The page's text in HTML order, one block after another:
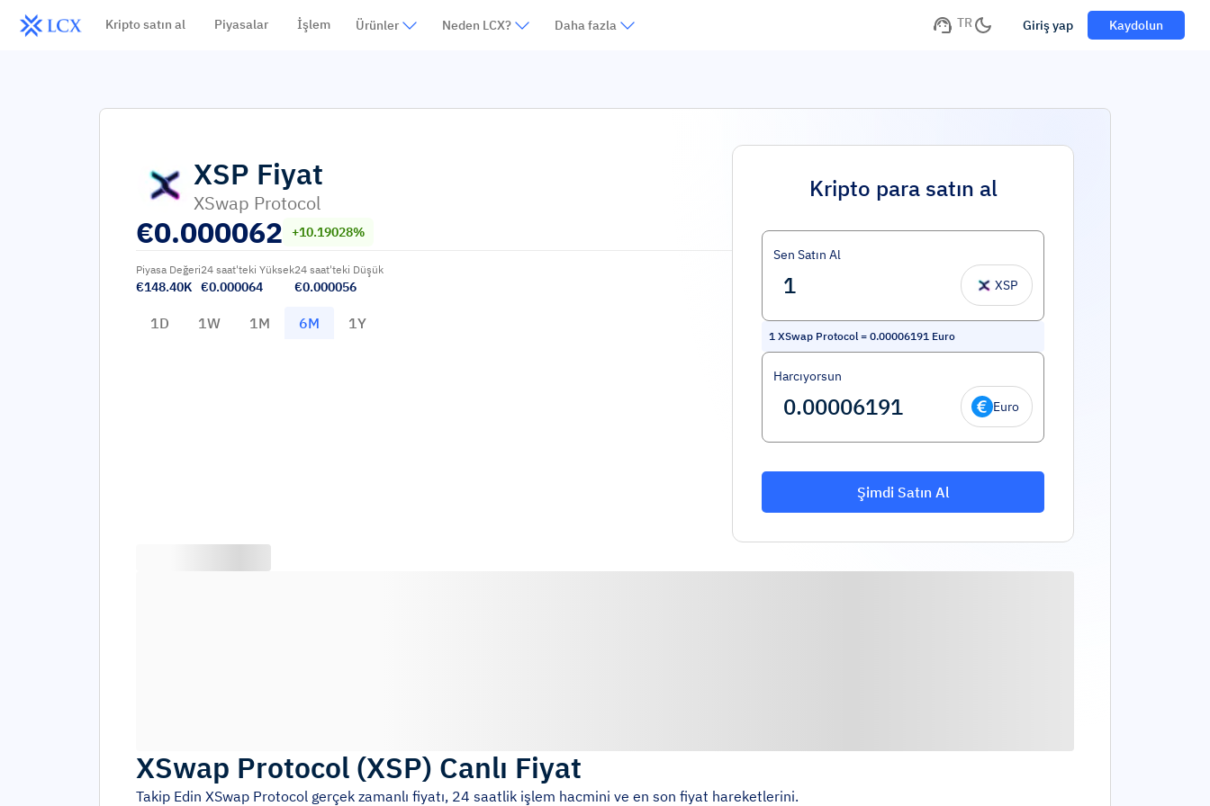
Kripto satın al Piyasalar İşlem Ürünler Neden LCX? Daha fazla TR Giriş yap Kaydolun
XSP Fiyat
XSwap Protocol
€0.000062 +10.19028%
Piyasa Değeri
€148.40K
24 saat'teki Yüksek
€0.000064
24 saat'teki Düşük
€0.000056
1D 1W 1M 6M 1Y
Kripto para satın al
Sen Satın Al
XSP
1 XSwap Protocol= 0.00006191 Euro
Harcıyorsun
Euro
Şimdi Satın Al
XSwap Protocol (XSP) Canlı Fiyat
Takip Edin XSwap Protocol gerçek zamanlı fiyatı, 24 saatlik işlem hacmini ve en son fiyat hareketlerini.